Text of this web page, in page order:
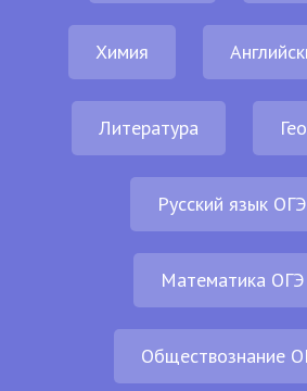
Химия
Литература
Русский язык ОГЭ
Математика ОГЭ
Обществознание